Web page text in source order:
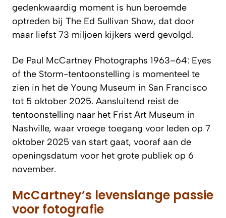
gedenkwaardig moment is hun beroemde
optreden bij The Ed Sullivan Show, dat door
maar liefst 73 miljoen kijkers werd gevolgd.
De Paul McCartney Photographs 1963–64: Eyes
of the Storm-tentoonstelling is momenteel te
zien in het de Young Museum in San Francisco
tot 5 oktober 2025. Aansluitend reist de
tentoonstelling naar het Frist Art Museum in
Nashville, waar vroege toegang voor leden op 7
oktober 2025 van start gaat, vooraf aan de
openingsdatum voor het grote publiek op 6
november.
McCartney’s levenslange passie
voor fotografie